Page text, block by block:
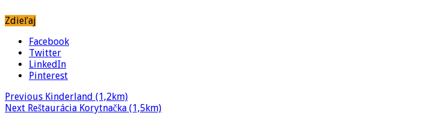
Zdieľaj
Facebook
Twitter
LinkedIn
Pinterest
Previous Kinderland (1,2km)
Next Reštaurácia Korytnačka (1,5km)